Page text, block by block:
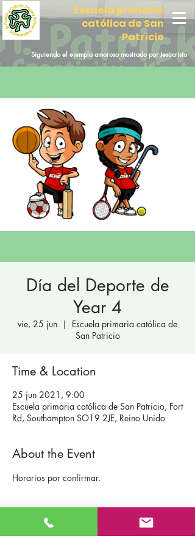
Escuela primaria
católica de San
Patricio
Siguiendo el ejemplo amoroso mostrado por Jesucristo
Día del Deporte de
Year 4
vie, 25 jun
  |
Escuela primaria católica de
San Patricio
Time & Location
25 jun 2021, 9:00
Escuela primaria católica de San Patricio, Fort
Rd, Southampton SO19 2JE, Reino Unido
About the Event
Horarios por confirmar.